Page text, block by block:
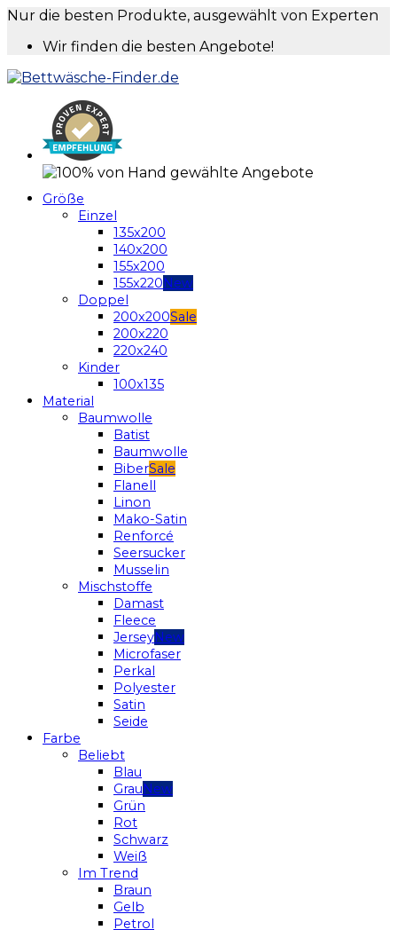
Nur die besten Produkte, ausgewählt von Experten
Wir finden die besten Angebote!
Größe
Einzel
135x200
140x200
155x200
155x220
Doppel
200x200
200x220
220x240
Kinder
100x135
Material
Baumwolle
Batist
Baumwolle
Biber
Flanell
Linon
Mako-Satin
Renforcé
Seersucker
Musselin
Mischstoffe
Damast
Fleece
Jersey
Microfaser
Perkal
Polyester
Satin
Seide
Farbe
Beliebt
Blau
Grau
Grün
Rot
Schwarz
Weiß
Im Trend
Braun
Gelb
Petrol